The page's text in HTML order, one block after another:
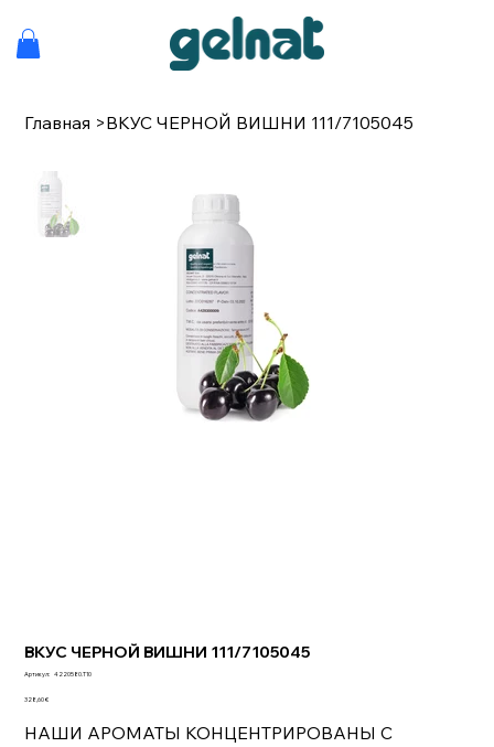
Главная >ВКУС ЧЕРНОЙ ВИШНИ 111/7105045
ВКУС ЧЕРНОЙ ВИШНИ 111/7105045
Артикул:
Артикул:
4220580.T10
Цена
328,60 €
НАШИ АРОМАТЫ КОНЦЕНТРИРОВАНЫ С